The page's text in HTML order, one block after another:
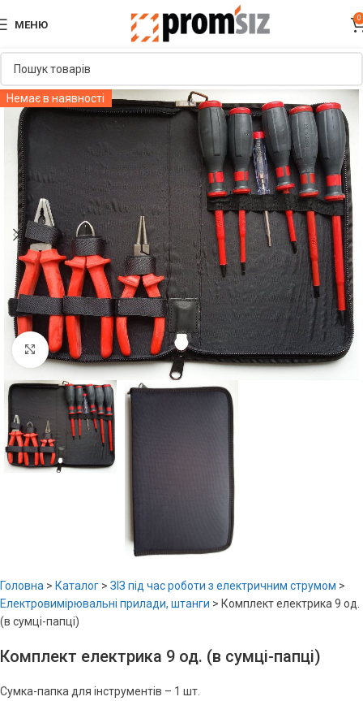
МЕНЮ
0
Немає в наявності
Увеличить
Головна > Каталог > ЗІЗ під час роботи з електричним струмом >
Електровимірювальні прилади, штанги > Комплект електрика 9 од.
(в сумці-папці)
Комплект електрика 9 од. (в сумці-папці)
Сумка-папка для інструментів – 1 шт.